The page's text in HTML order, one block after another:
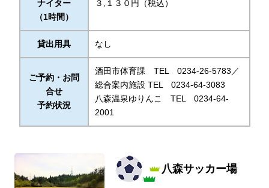
ナイター
（1時間）
３,１３０円（税込）
貸出用具 なし
ご予約・お問
合せ
予約状況
酒田市体育課 TEL 0234-26-5783／
総合案内施設 TEL 0234-64-3083
八森温泉ゆりんこ TEL 0234-64-
2001
八森サッカー場